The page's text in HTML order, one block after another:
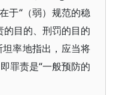
于“（弱）规范的稳
的目的、刑罚的目的
率地指出，应当将
罪责是“一般预防的